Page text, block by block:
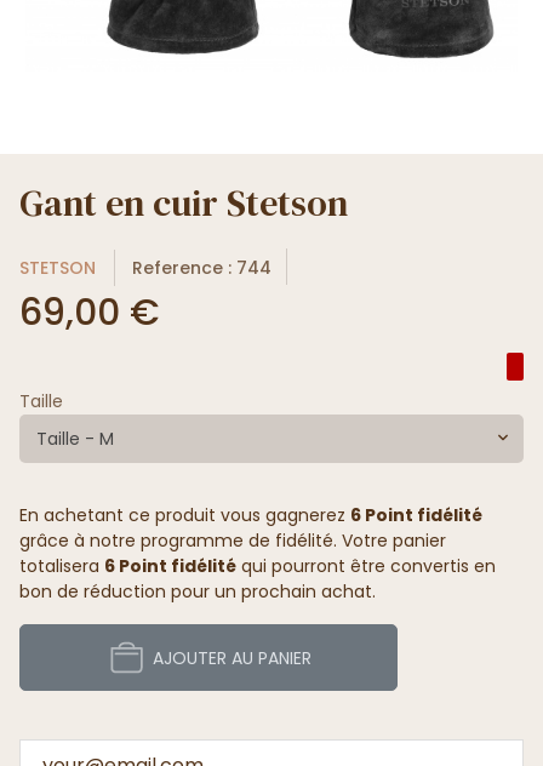
Gant en cuir Stetson
STETSON Reference : 744
69,00 €
Taille
Taille - M
En achetant ce produit vous gagnerez 6 Point fidélité
grâce à notre programme de fidélité. Votre panier
totalisera 6 Point fidélité qui pourront être convertis en
bon de réduction pour un prochain achat.
AJOUTER AU PANIER